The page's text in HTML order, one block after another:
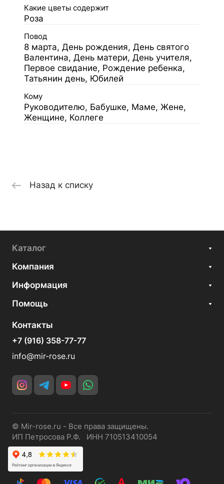
Какие цветы содержит
Роза
Повод
8 марта, День рождения, День святого
Валентина, День матери, День учителя,
Первое свидание, Рождение ребенка,
Татьянин день, Юбилей
Кому
Руководителю, Бабушке, Маме, Жене,
Женщине, Коллеге
Назад к списку
Каталог
Компания
Информация
Помощь
Контакты
+7 (916) 358-77-77
info@mir-rose.ru
© Mir-rose.ru - Все права защищены.
ИП Петросова Р.Ф. ИНН 710513410054